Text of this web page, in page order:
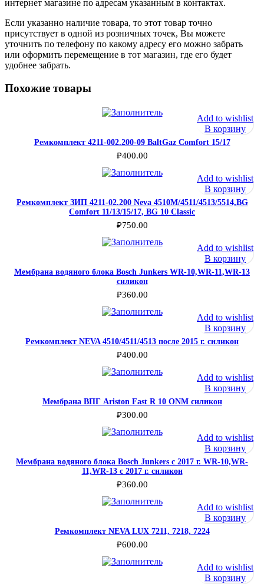
интернет магазине по адресам указанным в контактах.
Если указанно наличие товара, то этот товар точно
присутствует в одной из розничных точек, Вы можете
уточнить по телефону по какому адресу его можно забрать
или оформить перемещение в тот магазин, где его будет
удобнее забрать.
Похожие товары
Ремкомплект 4211-002.200-09 BaltGaz Comfort 15/17
₽400.00
Add to wishlist
В корзину
Ремкомплект ЗИП 4211-02.200 Neva 4510M/4511/4513/5514,BG
Comfort 11/13/15/17, BG 10 Classic
₽750.00
Add to wishlist
В корзину
Мембрана водяного блока Bosch Junkers WR-10,WR-11,WR-13
силикон
₽360.00
Add to wishlist
В корзину
Ремкомплект NEVA 4510/4511/4513 после 2015 г. силикон
₽400.00
Add to wishlist
В корзину
Мембрана ВПГ Ariston Fast R 10 ONM силикон
₽300.00
Add to wishlist
В корзину
Мембрана водяного блока Bosch Junkers с 2017 г. WR-10,WR-
11,WR-13 с 2017 г. силикон
₽360.00
Add to wishlist
В корзину
Ремкомплект NEVA LUX 7211, 7218, 7224
₽600.00
Add to wishlist
В корзину
Add to wishlist
В корзину